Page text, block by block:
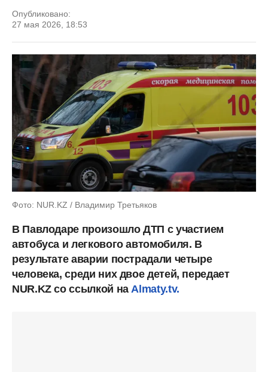
Опубликовано:
27 мая 2026, 18:53
Фото: NUR.KZ / Владимир Третьяков
В Павлодаре произошло ДТП с участием
автобуса и легкового автомобиля. В
результате аварии пострадали четыре
человека, среди них двое детей, передает
NUR.KZ со ссылкой на Almaty.tv.